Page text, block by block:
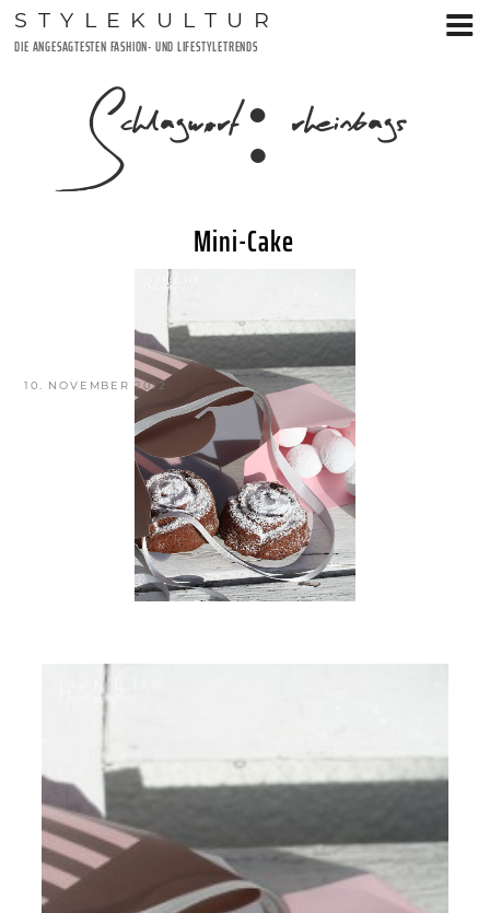
Zum
Inhalt
STYLEKULTUR
DIE ANGESAGTESTEN FASHION- UND LIFESTYLETRENDS
Schlagwort:rheinbags
VERÖFFENTLICHT
10. NOVEMBER 2012
Mini-Cake